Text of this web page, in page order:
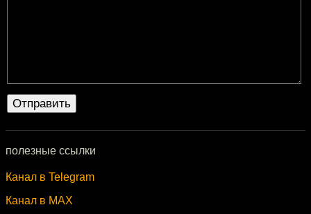
полезные ссылки
Канал в Telegram
Канал в MAX